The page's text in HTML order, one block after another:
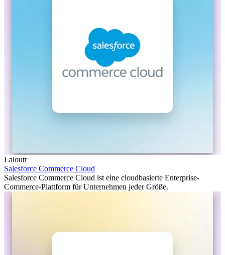
Laioutr
Salesforce Commerce Cloud
Salesforce Commerce Cloud ist eine cloudbasierte Enterprise-
Commerce-Plattform für Unternehmen jeder Größe.